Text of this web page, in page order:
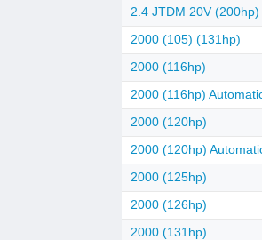
2.4 JTDM 20V (200hp)
2000 (105) (131hp)
2000 (116hp)
2000 (116hp)
2000 (120hp)
2000 (120hp)
2000 (125hp)
2000 (126hp)
2000 (131hp)